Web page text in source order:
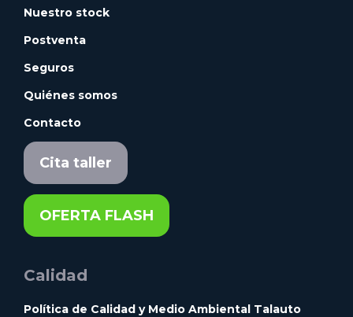
Nuestro stock
Postventa
Seguros
Quiénes somos
Contacto
Cita taller
OFERTA FLASH
Calidad
Política de Calidad y Medio Ambiental Talauto